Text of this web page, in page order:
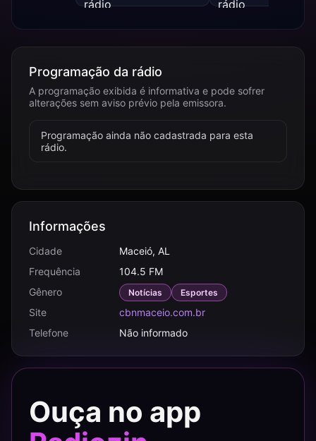
Programação da rádio
A programação exibida é informativa e pode sofrer
alterações sem aviso prévio pela emissora.
Programação ainda não cadastrada para esta
rádio.
Informações
Cidade
Maceió, AL
Frequência
104.5 FM
Gênero
Notícias Esportes
Site
cbnmaceio.com.br
Telefone
Não informado
Ouça no app